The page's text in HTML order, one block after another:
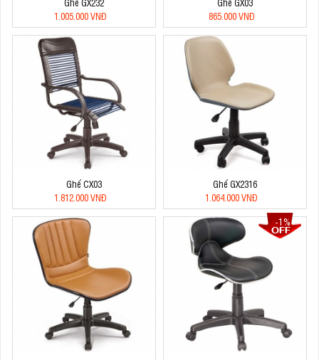
Ghế GX232
1.005.000 VNĐ
Ghế GX03
865.000 VNĐ
Ghế CX03
1.812.000 VNĐ
Ghế GX2316
1.064.000 VNĐ
-1%